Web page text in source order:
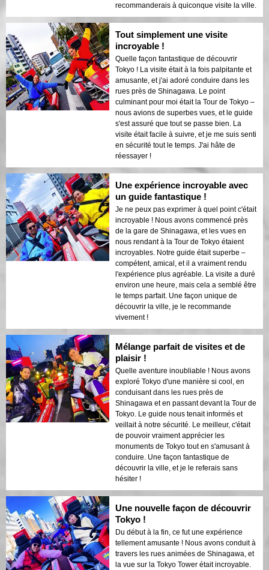
recommanderais à quiconque visite la ville.
Tout simplement une visite
incroyable !
Quelle façon fantastique de découvrir
Tokyo ! La visite était à la fois palpitante et
amusante, et j'ai adoré conduire dans les
rues près de Shinagawa. Le point
culminant pour moi était la Tour de Tokyo –
nous avions de superbes vues, et le guide
s'est assuré que tout se passe bien. La
visite était facile à suivre, et je me suis senti
en sécurité tout le temps. J'ai hâte de
réessayer !
Une expérience incroyable avec
un guide fantastique !
Je ne peux pas exprimer à quel point c'était
incroyable ! Nous avons commencé près
de la gare de Shinagawa, et les vues en
nous rendant à la Tour de Tokyo étaient
incroyables. Notre guide était superbe –
compétent, amical, et il a vraiment rendu
l'expérience plus agréable. La visite a duré
environ une heure, mais cela a semblé être
le temps parfait. Une façon unique de
découvrir la ville, je le recommande
vivement !
Mélange parfait de visites et de
plaisir !
Quelle aventure inoubliable ! Nous avons
exploré Tokyo d'une manière si cool, en
conduisant dans les rues près de
Shinagawa et en passant devant la Tour de
Tokyo. Le guide nous tenait informés et
veillait à notre sécurité. Le meilleur, c'était
de pouvoir vraiment apprécier les
monuments de Tokyo tout en s'amusant à
conduire. Une façon fantastique de
découvrir la ville, et je le referais sans
hésiter !
Une nouvelle façon de découvrir
Tokyo !
Du début à la fin, ce fut une expérience
tellement amusante ! Nous avons conduit à
travers les rues animées de Shinagawa, et
la vue sur la Tokyo Tower était incroyable.